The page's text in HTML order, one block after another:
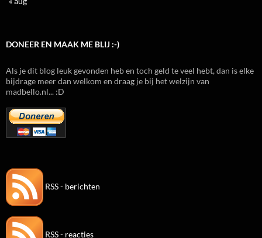
DONEER EN MAAK ME BLIJ :-)
Als je dit blog leuk gevonden heb en toch geld te veel hebt, dan is elke
bijdrage meer dan welkom en draag je bij het welzijn van
madbello.nl... :D
RSS - berichten
RSS - reacties